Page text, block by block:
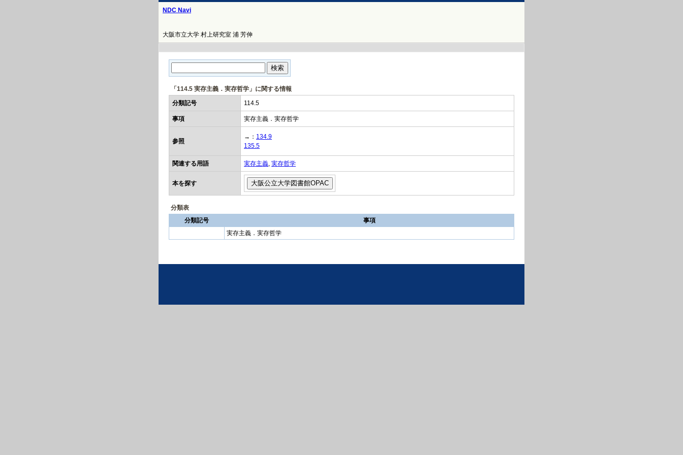
NDC Navi
大阪市立大学 村上研究室 浦 芳伸
「114.5 実存主義．実存哲学」に関する情報
分類記号
114.5
事項 実存主義．実存哲学
参照
→： 134.9
135.5
関連する用語 実存主義, 実存哲学
本を探す
分類表
分類記号
事項
実存主義．実存哲学